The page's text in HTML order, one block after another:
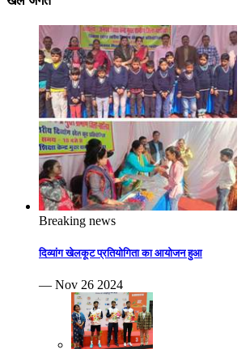
Breaking news
दिव्यांग खेलकूट प्रतियोगिता का आयोजन हुआ
— Nov 26 2024